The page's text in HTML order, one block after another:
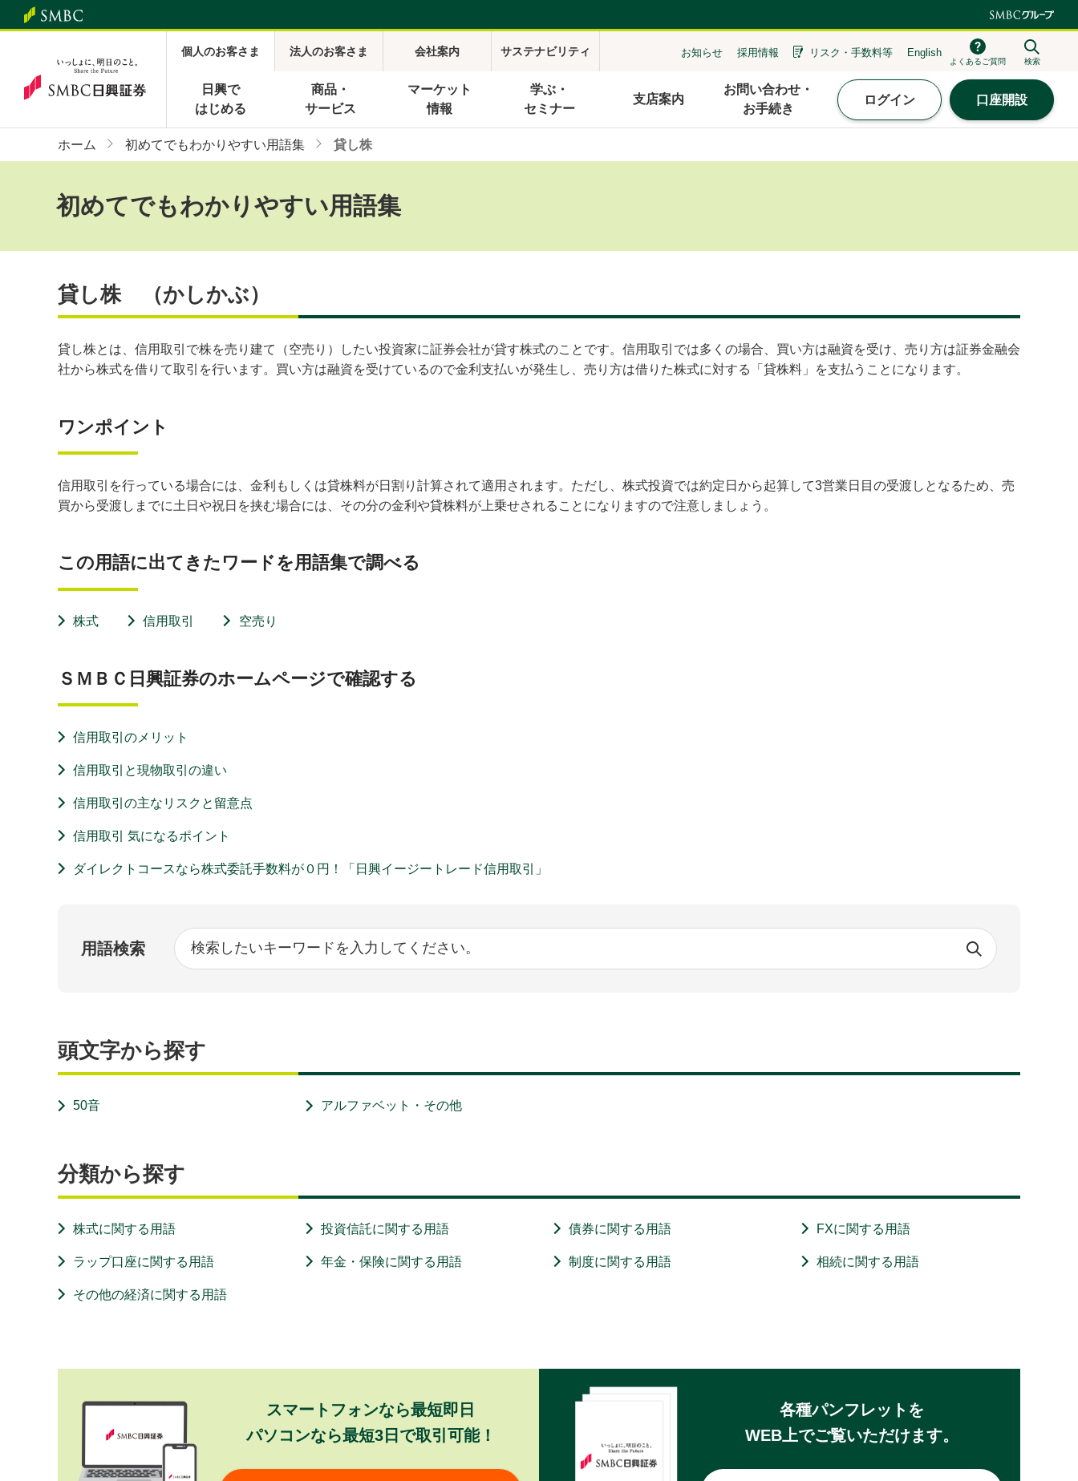
個人のお客さま 法人のお客さま 会社案内 サステナビリティ お知らせ 採用情報 リスク・ 手数料等 English
よくあるご質問 検索
日興で
はじめる
商品・
サービス
マーケット
情報
学ぶ・
セミナー
支店案内
お問い合わせ・
お手続き
ログイン 口座開設
ホーム 初めてでもわかりやすい用語集 貸し株
初めてでもわかりやすい用語集
貸し株 （かしかぶ）
貸し株とは、信用取引で株を売り建て（空売り）したい投資家に証券会社が貸す株式のことです。信用取引では多くの場合、買い方は融資を受け、売り方は証券金融会
社から株式を借りて取引を行います。買い方は融資を受けているので金利支払いが発生し、売り方は借りた株式に対する「貸株料」を支払うことになります。
ワンポイント
信用取引を行っている場合には、金利もしくは貸株料が日割り計算されて適用されます。ただし、株式投資では約定日から起算して3営業日目の受渡しとなるため、売
買から受渡しまでに土日や祝日を挟む場合には、その分の金利や貸株料が上乗せされることになりますので注意しましょう。
この用語に出てきたワードを用語集で調べる
株式 信用取引 空売り
ＳＭＢＣ日興証券のホームページで確認する
信用取引のメリット
信用取引と現物取引の違い
信用取引の主なリスクと留意点
信用取引 気になるポイント
ダイレクトコースなら株式委託手数料が０円！「日興イージートレード信用取引」
用語検索
頭文字から探す
50音 アルファベット・その他
分類から探す
株式に関する用語 投資信託に関する用語 債券に関する用語 FXに関する用語
ラップ口座に関する用語 年金・保険に関する用語 制度に関する用語 相続に関する用語
その他の経済に関する用語
スマートフォンなら最短即日
パソコンなら最短3日で取引可能！
各種パンフレットを
WEB上でご覧いただけます。